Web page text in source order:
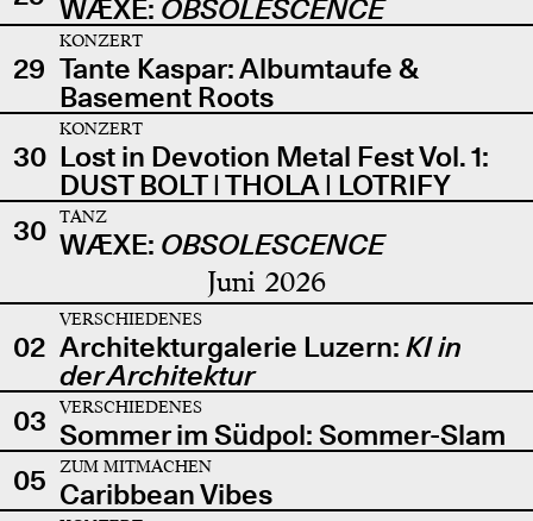
WÆXE: OBSOLESCENCE
29
KONZERT
Tante Kaspar: Albumtaufe &
Basement Roots
30
KONZERT
Lost in Devotion Metal Fest Vol. 1:
DUST BOLT | THOLA | LOTRIFY
30
TANZ
WÆXE: OBSOLESCENCE
Juni 2026
02
VERSCHIEDENES
Architekturgalerie Luzern: KI in
der Architektur
03
VERSCHIEDENES
Sommer im Südpol: Sommer-Slam
05
ZUM MITMACHEN
Caribbean Vibes